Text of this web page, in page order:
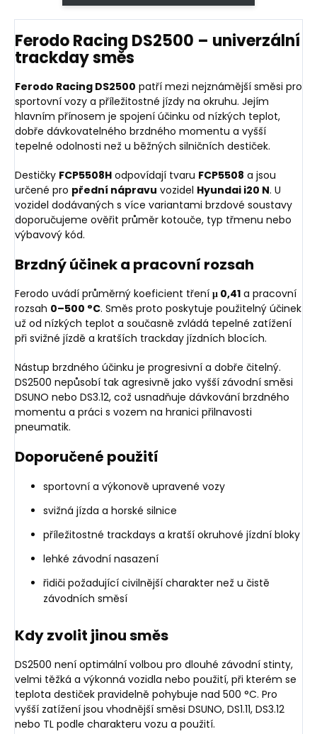
Ferodo Racing DS2500 – univerzální
trackday směs
Ferodo Racing DS2500 patří mezi nejznámější směsi pro
sportovní vozy a příležitostné jízdy na okruhu. Jejím
hlavním přínosem je spojení účinku od nízkých teplot,
dobře dávkovatelného brzdného momentu a vyšší
tepelné odolnosti než u běžných silničních destiček.
Destičky FCP5508H odpovídají tvaru FCP5508 a jsou
určené pro přední nápravu vozidel Hyundai i20 N. U
vozidel dodávaných s více variantami brzdové soustavy
doporučujeme ověřit průměr kotouče, typ třmenu nebo
výbavový kód.
Brzdný účinek a pracovní rozsah
Ferodo uvádí průměrný koeficient tření μ 0,41 a pracovní
rozsah 0–500 °C. Směs proto poskytuje použitelný účinek
už od nízkých teplot a současně zvládá tepelné zatížení
při svižné jízdě a kratších trackday jízdních blocích.
Nástup brzdného účinku je progresivní a dobře čitelný.
DS2500 nepůsobí tak agresivně jako vyšší závodní směsi
DSUNO nebo DS3.12, což usnadňuje dávkování brzdného
momentu a práci s vozem na hranici přilnavosti
pneumatik.
Doporučené použití
sportovní a výkonově upravené vozy
svižná jízda a horské silnice
příležitostné trackdays a kratší okruhové jízdní bloky
lehké závodní nasazení
řidiči požadující civilnější charakter než u čistě
závodních směsí
Kdy zvolit jinou směs
DS2500 není optimální volbou pro dlouhé závodní stinty,
velmi těžká a výkonná vozidla nebo použití, při kterém se
teplota destiček pravidelně pohybuje nad 500 °C. Pro
vyšší zatížení jsou vhodnější směsi DSUNO, DS1.11, DS3.12
nebo TL podle charakteru vozu a použití.